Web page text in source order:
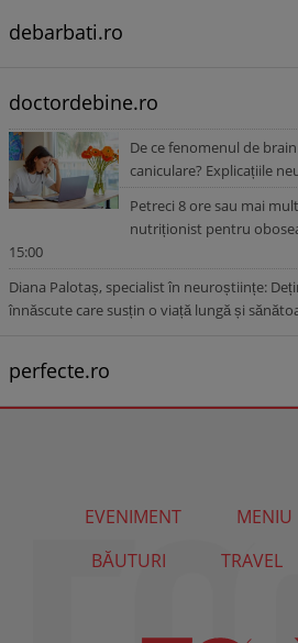
debarbati.ro
doctordebine.ro
De ce fenomenul de
caniculare? Explicațiile
Petreci 8 ore sau mai
nutriționist pentru
15:00
Diana Palotaș, specialist în neuroștiințe:
înnăscute care susțin o viață lungă și
perfecte.ro
EVENIMENT MENIU
BĂUTURI
TRAVEL